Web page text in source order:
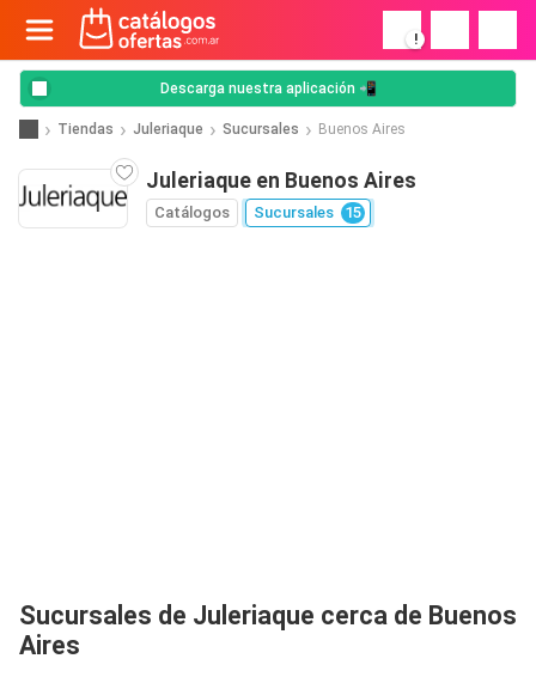
!
Descarga nuestra aplicación 📲
Tiendas Juleriaque Sucursales Buenos Aires
Juleriaque en Buenos Aires
Catálogos Sucursales 15
Sucursales de Juleriaque cerca de Buenos
Aires